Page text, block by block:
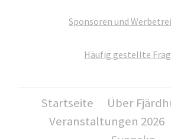
Sponsoren und
Häufig gestellte
Startseite
Über
Veranstaltungen 2026